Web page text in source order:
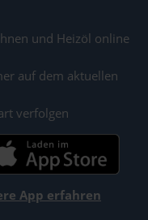
und Heizöl online
auf dem aktuellen
verfolgen
App erfahren